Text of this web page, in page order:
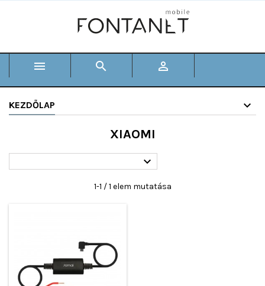
  
KEZDŐLAP
XIAOMI

1-1 / 1 elem mutatása